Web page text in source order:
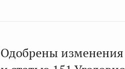
Одобрены изменения